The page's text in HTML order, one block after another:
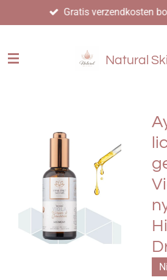
direct
de
Gratis verzendkosten
Natural